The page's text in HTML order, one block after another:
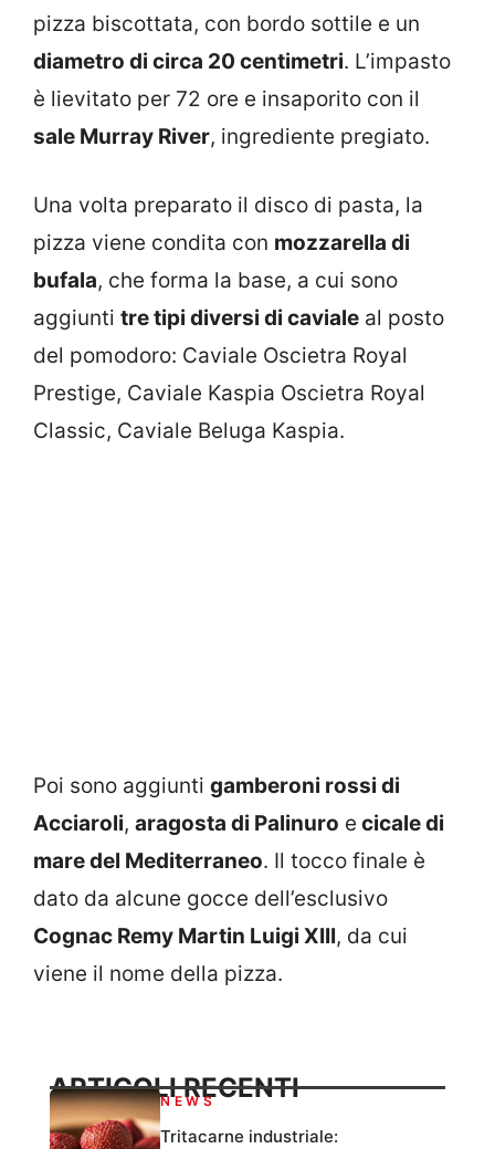
pizza biscottata, con bordo sottile e un
diametro di circa 20 centimetri. L’impasto
è lievitato per 72 ore e insaporito con il
sale Murray River, ingrediente pregiato.
Una volta preparato il disco di pasta, la
pizza viene condita con mozzarella di
bufala, che forma la base, a cui sono
aggiunti tre tipi diversi di caviale al posto
del pomodoro: Caviale Oscietra Royal
Prestige, Caviale Kaspia Oscietra Royal
Classic, Caviale Beluga Kaspia.
Poi sono aggiunti gamberoni rossi di
Acciaroli, aragosta di Palinuro e cicale di
mare del Mediterraneo. Il tocco finale è
dato da alcune gocce dell’esclusivo
Cognac Remy Martin Luigi XIII, da cui
viene il nome della pizza.
ARTICOLI RECENTI
NEWS
Tritacarne industriale: